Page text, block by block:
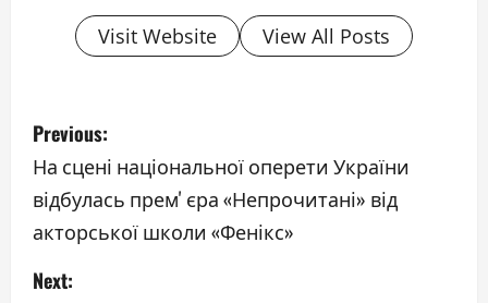
Visit Website View All Posts
P
o
s
t
Previous:
На сцені національної оперети України
відбулась премʼєра «Непрочитані» від
акторської школи «Фенікс»
Next: